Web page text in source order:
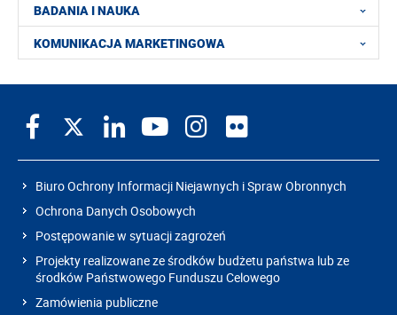
BADANIA I NAUKA
KOMUNIKACJA MARKETINGOWA
Biuro Ochrony Informacji Niejawnych i Spraw Obronnych
Ochrona Danych Osobowych
Postępowanie w sytuacji zagrożeń
Projekty realizowane ze środków budżetu państwa lub ze
środków Państwowego Funduszu Celowego
Zamówienia publiczne